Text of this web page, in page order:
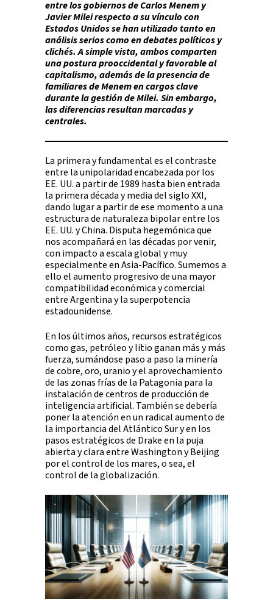
entre los gobiernos de Carlos Menem y
Javier Milei respecto a su vínculo con
Estados Unidos se han utilizado tanto en
análisis serios como en debates políticos y
clichés. A simple vista, ambos comparten
una postura prooccidental y favorable al
capitalismo, además de la presencia de
familiares de Menem en cargos clave
durante la gestión de Milei. Sin embargo,
las diferencias resultan marcadas y
centrales.
La primera y fundamental es el contraste
entre la unipolaridad encabezada por los
EE. UU. a partir de 1989 hasta bien entrada
la primera década y media del siglo XXI,
dando lugar a partir de ese momento a una
estructura de naturaleza bipolar entre los
EE. UU. y China. Disputa hegemónica que
nos acompañará en las décadas por venir,
con impacto a escala global y muy
especialmente en Asia-Pacífico. Sumemos a
ello el aumento progresivo de una mayor
compatibilidad económica y comercial
entre Argentina y la superpotencia
estadounidense.
En los últimos años, recursos estratégicos
como gas, petróleo y litio ganan más y más
fuerza, sumándose paso a paso la minería
de cobre, oro, uranio y el aprovechamiento
de las zonas frías de la Patagonia para la
instalación de centros de producción de
inteligencia artificial. También se debería
poner la atención en un radical aumento de
la importancia del Atlántico Sur y en los
pasos estratégicos de Drake en la puja
abierta y clara entre Washington y Beijing
por el control de los mares, o sea, el
control de la globalización.